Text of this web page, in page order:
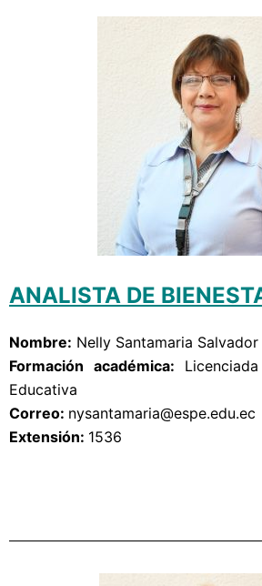
ANALISTA DE
Nombre: Nelly Santamaria Salvador
Formación académica:
Educativa
Correo: nysantamaria@espe.edu.ec
Extensión: 1536